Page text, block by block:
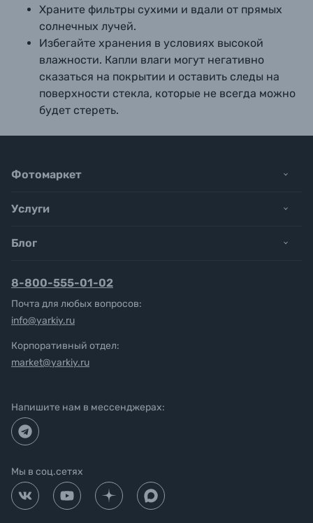
Храните фильтры сухими и вдали от прямых
солнечных лучей.
Избегайте хранения в условиях высокой
влажности. Капли влаги могут негативно
сказаться на покрытии и оставить следы на
поверхности стекла, которые не всегда можно
будет стереть.
Фотомаркет
Услуги
Блог
8-800-555-01-02
Почта для любых вопросов:
info@yarkiy.ru
Корпоративный отдел:
market@yarkiy.ru
Напишите нам в мессенджерах:
Мы в соц.сетях